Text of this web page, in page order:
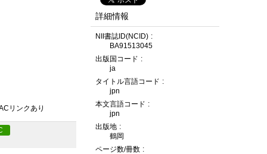
リンクあり
詳細情報
NII書誌ID(NCID)
BA91513045
出版国コード
ja
タイトル言語コード
jpn
本文言語コード
jpn
出版地
鶴岡
ページ数/冊数